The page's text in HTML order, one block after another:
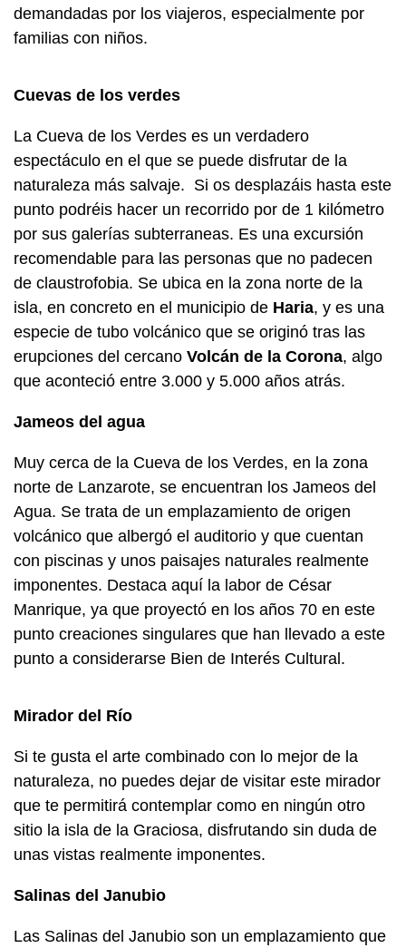
demandadas por los viajeros, especialmente por
familias con niños.
Cuevas de los verdes
La Cueva de los Verdes es un verdadero
espectáculo en el que se puede disfrutar de la
naturaleza más salvaje. Si os desplazáis hasta este
punto podréis hacer un recorrido por de 1 kilómetro
por sus galerías subterraneas. Es una excursión
recomendable para las personas que no padecen
de claustrofobia. Se ubica en la zona norte de la
isla, en concreto en el municipio de Haria, y es una
especie de tubo volcánico que se originó tras las
erupciones del cercano Volcán de la Corona, algo
que aconteció entre 3.000 y 5.000 años atrás.
Jameos del agua
Muy cerca de la Cueva de los Verdes, en la zona
norte de Lanzarote, se encuentran los Jameos del
Agua. Se trata de un emplazamiento de origen
volcánico que albergó el auditorio y que cuentan
con piscinas y unos paisajes naturales realmente
imponentes. Destaca aquí la labor de César
Manrique, ya que proyectó en los años 70 en este
punto creaciones singulares que han llevado a este
punto a considerarse Bien de Interés Cultural.
Mirador del Río
Si te gusta el arte combinado con lo mejor de la
naturaleza, no puedes dejar de visitar este mirador
que te permitirá contemplar como en ningún otro
sitio la isla de la Graciosa, disfrutando sin duda de
unas vistas realmente imponentes.
Salinas del Janubio
Las Salinas del Janubio son un emplazamiento que